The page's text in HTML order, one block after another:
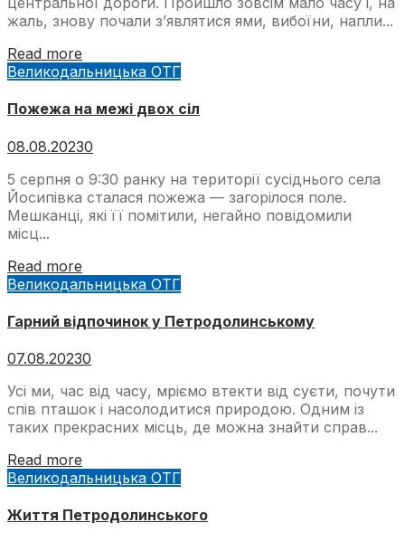
жаль, знову почали з’являтися ями, вибоїни, напли...
Read more
Великодальницька ОТГ
Пожежа на межі двох сіл
08.08.20230
5 серпня о 9:30 ранку на території сусіднього села
Йосипівка сталася пожежа — загорілося поле.
Мешканці, які її помітили, негайно повідомили
місц...
Read more
Великодальницька ОТГ
Гарний відпочинок у Петродолинському
07.08.20230
Усі ми, час від часу, мріємо втекти від суєти, почути
спів пташок і насолодитися природою. Одним із
таких прекрасних місць, де можна знайти справ...
Read more
Великодальницька ОТГ
Життя Петродолинського